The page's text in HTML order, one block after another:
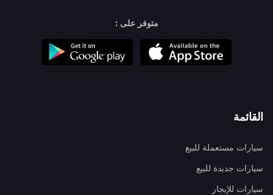
متوفر على :
القائمة
سيارات مستعملة للبيع
سيارات جديدة للبيع
سيارات للإيجار